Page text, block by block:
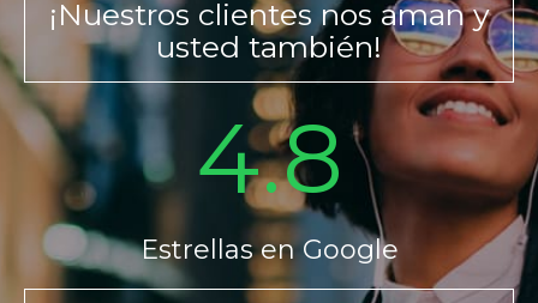
¡Nuestros clientes nos aman y
usted también!
4.8
Estrellas en Google